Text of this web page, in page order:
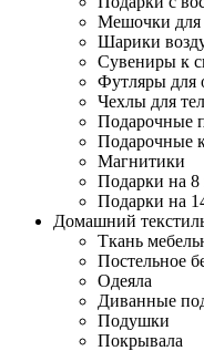
Мешочки для
Шарики
Сувениры к
Футляры для
Чехлы для
Подарочные
Подарочные
Магнитики
Подарки на 8
Подарки на
Домашний
Ткань
Постельное
Одеяла
Диванные
Подушки
Покрывала